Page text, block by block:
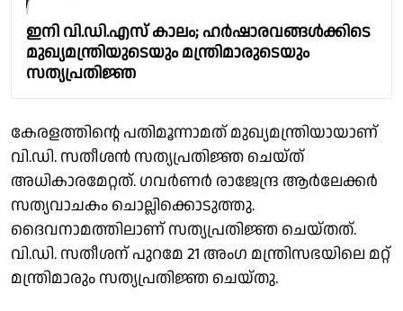
ഇനി വി.ഡി.എസ് കാലം; ഹർഷാരവങ്ങൾക്കിടെ
മുഖ്യമന്ത്രിയുടെയും മന്ത്രിമാരുടെയും
സത്യപ്രതിജ്ഞ
കേരളത്തിൻ്റെ പതിമൂന്നാമത് മുഖ്യമന്ത്രിയായാണ്
വി.ഡി. സതീശൻ സത്യപ്രതിജ്ഞ ചെയ്ത്
അധികാരമേറ്റത്. ​ഗവർണർ രാജേന്ദ്ര ആർലേക്കർ
സത്യവാചകം ചൊല്ലിക്കൊടുത്തു.
ദൈവനാമത്തിലാണ് സത്യപ്രതിജ്ഞ ചെയ്തത്.
വി.ഡി. സതീശന് പുറമേ 21 അംഗ മന്ത്രിസഭയിലെ മറ്റ്
മന്ത്രിമാരും സത്യപ്രതിജ്ഞ ചെയ്തു.